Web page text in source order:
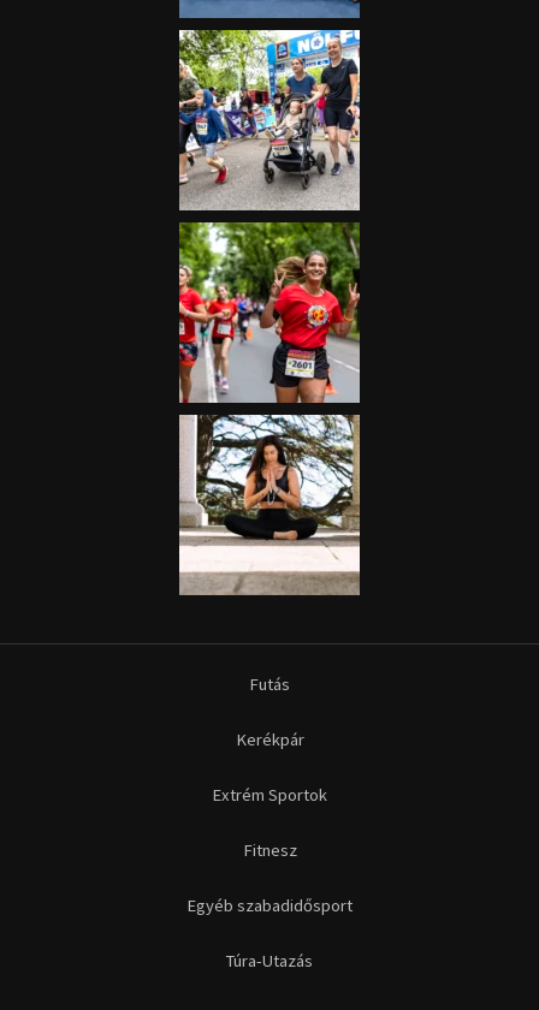
Futás
Kerékpár
Extrém Sportok
Fitnesz
Egyéb szabadidősport
Túra-Utazás